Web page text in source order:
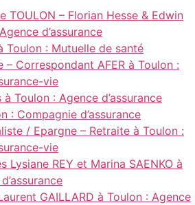
TOULON – Florian Hesse & Edwin
d’assurance
Toulon : Mutuelle de santé
– Correspondant AFER à Toulon :
vie
à Toulon : Agence d’assurance
: Compagnie d’assurance
/ Epargne – Retraite à Toulon :
vie
Lysiane REY et Marina SAENKO à
GAILLARD à Toulon : Agence